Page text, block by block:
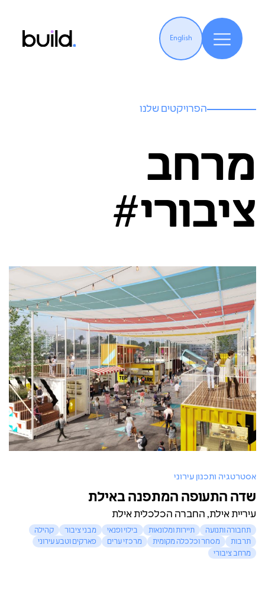
English
הפרויקטים שלנו
מרחב
ציבורי#
אסטרטגיה ותכנון עירוני
שדה התעופה המתפנה באילת
עיריית אילת, החברה הכלכלית אילת
תחבורה ותנועה תיירות ומלונאות בילוי ופנאי מבני ציבור
קהילה
תרבות
מסחר וכלכלה מקומית מרכזי ערים
פארקים וטבע עירוני
מרחב ציבורי